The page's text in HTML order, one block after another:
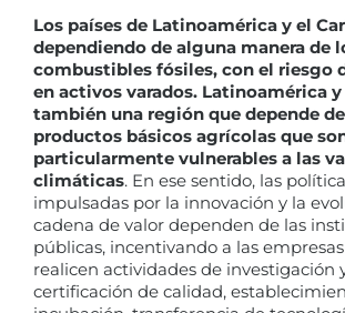
Los países de Latinoamérica y el
dependiendo de alguna manera de
combustibles fósiles, con el riesgo
en activos varados. Latinoamérica y
también una región que depende
productos básicos agrícolas que
particularmente vulnerables a las
climáticas. En ese sentido, las
impulsadas por la innovación y la
cadena de valor dependen de las
públicas, incentivando a las
realicen actividades de investigación
certificación de calidad,